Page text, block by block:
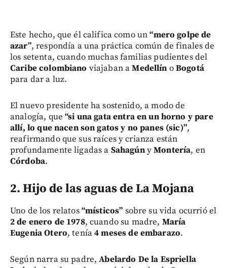
Este hecho, que él califica como un“mero golpe de
azar”, respondía a una práctica común de finales de
los setenta, cuando muchas familias pudientes del
Caribe colombiano viajaban aMedellín oBogotá
para dar a luz.
El nuevo presidente ha sostenido, a modo de
analogía, que“si una gata entra en un horno y pare
allí, lo que nacen son gatos y no panes (sic)”,
reafirmando que sus raíces y crianza están
profundamente ligadas a SahagúnyMontería, en
Córdoba.
2. Hijo de las aguas de La Mojana
Uno de los relatos“místicos” sobre su vida ocurrió el
2 de enero de 1978, cuando su madre, María
Eugenia Otero, tenía4 meses de embarazo.
Según narra su padre,Abelardo De la Espriella